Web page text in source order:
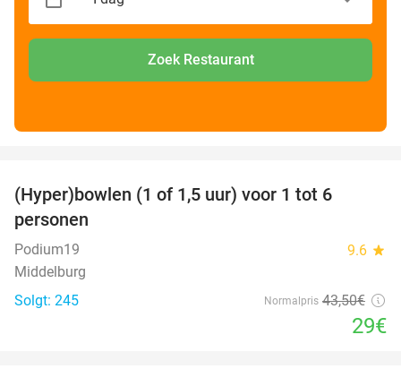
Zoek Restaurant
(Hyper)bowlen (1 of 1,5 uur) voor 1 tot 6
personen
Podium19 9.6 star
Middelburg
Solgt: 245
Normalpris 43,50€
29€